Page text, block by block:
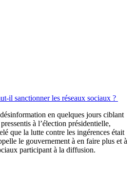
il sanctionner les réseaux sociaux ?
en quelques jours ciblant
à l’élection présidentielle,
que la lutte contre les ingérences était
le gouvernement à en faire plus et à
participant à la diffusion.